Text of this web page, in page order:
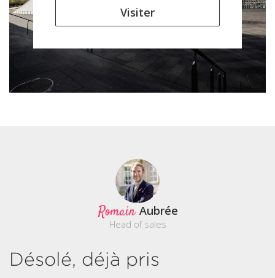
Visiter
Romain Aubrée
Head of sales
Désolé, déjà pris